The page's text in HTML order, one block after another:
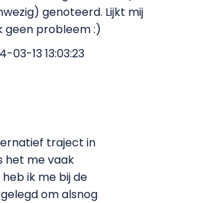
genoteerd. Lijkt mij
geen probleem :)
03-13 13:03:23
traject in
het me vaak
ik me bij de
om alsnog